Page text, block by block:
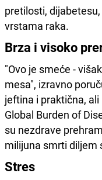
pretilosti,
vrstama raka.
Brza i visoko
"Ovo je smeće -
mesa", izravno
jeftina i praktična,
Global Burden of
su nezdrave
milijuna smrti diljem
Stres